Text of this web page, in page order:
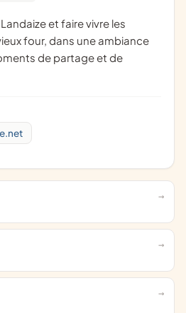
four, dans une ambiance
de partage et de